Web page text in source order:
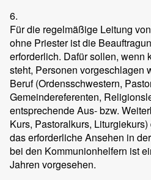
6.
Für die regelmäßige Leitung
ohne Priester ist die
erforderlich. Dafür sollen, wenn
steht, Personen vorgeschlagen
Beruf (Ordensschwestern,
Gemeindereferenten,
entsprechende Aus- bzw.
Kurs, Pastoralkurs,
das erforderliche Ansehen in
bei den Kommunionhelfern ist
Jahren vorgesehen.